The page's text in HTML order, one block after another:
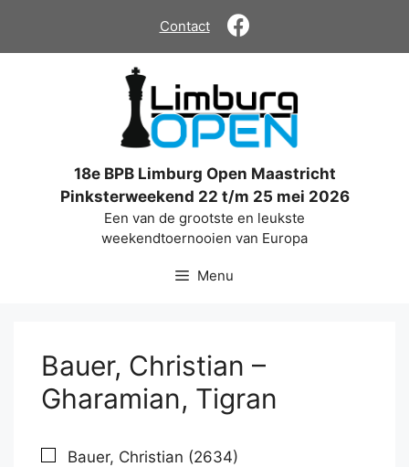
de
Contact
18e BPB Limburg Open Maastricht
Pinksterweekend 22 t/m 25 mei 2026
Een van de grootste en leukste
weekendtoernooien van Europa
Menu
Bauer, Christian –
Gharamian, Tigran
Bauer, Christian (2634)